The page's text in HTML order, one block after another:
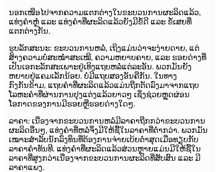
ນອກເໜືອໄປຈາກຄວາມແຕກຕ່າງໃນຂະບວນການຜະລິດແລ້ວ,
ແທ່ງຄຳຫຼໍ່ ແລະ ແທ່ງຄຳທີ່ຜະລິດແລ້ວຍັງມີຂໍ້ດີ ແລະ ຂໍ້ເສຍທີ່
ແຕກຕ່າງກັນ.
ຮູບລັກສະນະ: ຂະບວນການຫລໍ່, ເຖິງແມ່ນວ່າຈະງ່າຍດາຍ, ແຕ່
ສ້າງຄວາມບໍ່ສະໝໍ່າສະເໝີ, ຄວາມຫຍາບຄາຍ, ແລະ ຮອຍດ່າງທີ່
ເປັນເອກະລັກສະເພາະຢູ່ເທິງແຖບຫລໍ່ແຕ່ລະອັນ. ພວກມັນຍັງ
ຫຍາບຢູ່ແຄມເລັກນ້ອຍ. ບໍ່ມີແຖບສອງອັນຄືກັນ. ໃນທາງ
ກົງກັນຂ້າມ, ແຖບຄຳທີ່ຜະລິດແລ້ວແມ່ນຖືກຕັດລົງມາຈາກແຖບ
ໂລຫະຄຳທີ່ຜ່ານການປຸງແຕ່ງແລ້ວຍາວໆ ເຊິ່ງຊ່ວຍຫຼຸດຜ່ອນ
ໂອກາດຂອງການມີຮອຍຫຼືຮອຍດ່າງໃດໆ.
ລາຄາ: ເນື່ອງຈາກຂະບວນການຫລໍ່ມີລາຄາຖືກກວ່າຂະບວນການ
ຜະລິດອື່ນໆ, ແທ່ງຄຳທີ່ຫລໍ່ຈຶ່ງມີໃຫ້ຊື້ໃນລາຄາທີ່ຕໍ່າກວ່າ. ພວກມັນ
ເໝາະສຳລັບນັກລົງທຶນທີ່ຕ້ອງການຈ່າຍເບ້ຍຕໍ່າສຸດເມື່ອທຽບກັບ
ລາຄາຄຳທັນທີ. ແທ່ງຄຳທີ່ຜະລິດແລ້ວສ່ວນຫຼາຍແມ່ນມີໃຫ້ຊື້ໃນ
ລາຄາທີ່ສູງກວ່າເນື່ອງຈາກຂະບວນການຜະລິດທີ່ສັບສົນ ແລະ ມີ
ລາຄາແພງ.